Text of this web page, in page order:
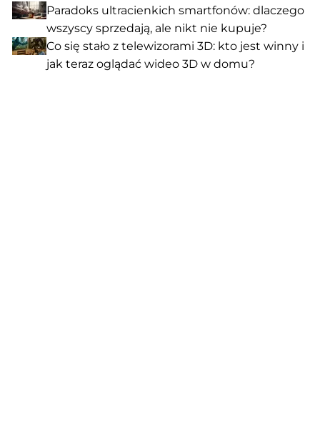
Paradoks ultracienkich smartfonów: dlaczego
wszyscy sprzedają, ale nikt nie kupuje?
Co się stało z telewizorami 3D: kto jest winny i
jak teraz oglądać wideo 3D w domu?